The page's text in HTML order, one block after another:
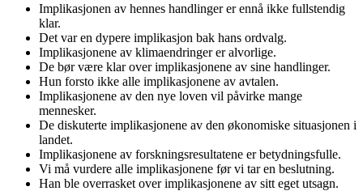
Implikasjonen av hennes handlinger er ennå ikke fullstendig
klar.
Det var en dypere implikasjon bak hans ordvalg.
Implikasjonene av klimaendringer er alvorlige.
De bør være klar over implikasjonene av sine handlinger.
Hun forsto ikke alle implikasjonene av avtalen.
Implikasjonene av den nye loven vil påvirke mange
mennesker.
De diskuterte implikasjonene av den økonomiske situasjonen i
landet.
Implikasjonene av forskningsresultatene er betydningsfulle.
Vi må vurdere alle implikasjonene før vi tar en beslutning.
Han ble overrasket over implikasjonene av sitt eget utsagn.